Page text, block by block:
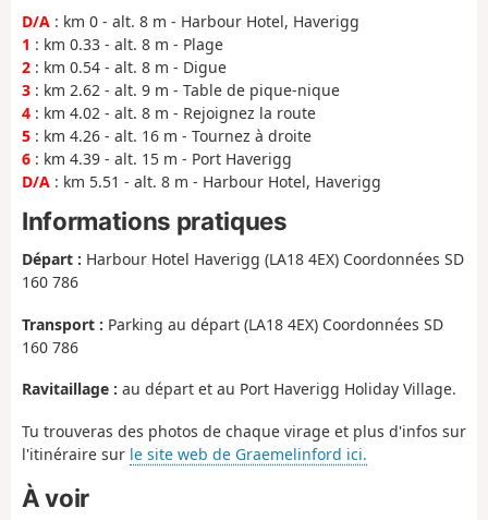
D/A : km 0 - alt. 8 m - Harbour Hotel, Haverigg
1 : km 0.33 - alt. 8 m - Plage
2 : km 0.54 - alt. 8 m - Digue
3 : km 2.62 - alt. 9 m - Table de pique-nique
4 : km 4.02 - alt. 8 m - Rejoignez la route
5 : km 4.26 - alt. 16 m - Tournez à droite
6 : km 4.39 - alt. 15 m - Port Haverigg
D/A : km 5.51 - alt. 8 m - Harbour Hotel, Haverigg
Informations pratiques
Départ : Harbour Hotel Haverigg (LA18 4EX) Coordonnées SD
160 786
Transport : Parking au départ (LA18 4EX) Coordonnées SD
160 786
Ravitaillage : au départ et au Port Haverigg Holiday Village.
Tu trouveras des photos de chaque virage et plus d'infos sur
l'itinéraire sur le site web de Graemelinford ici.
À voir